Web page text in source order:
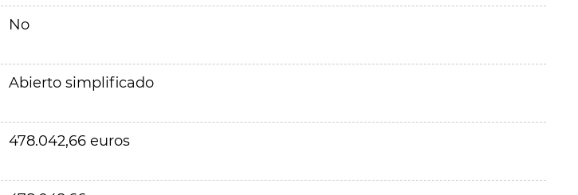
No
Abierto simplificado
478.042,66 euros